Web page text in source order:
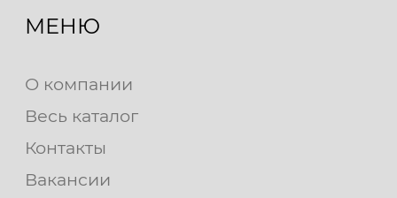
МЕНЮ
О компании
Весь каталог
Контакты
Вакансии